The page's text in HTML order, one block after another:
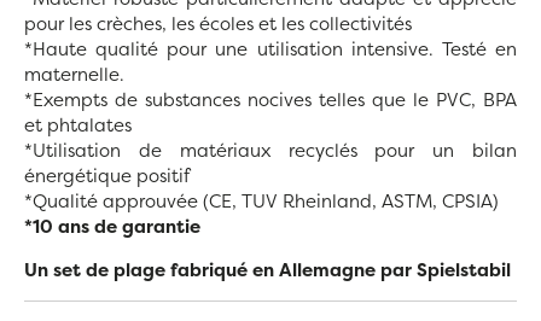
pour les crèches, les écoles et les collectivités
*Haute qualité pour une utilisation intensive. Testé en
maternelle.
*Exempts de substances nocives telles que le PVC, BPA
et phtalates
*Utilisation de matériaux recyclés pour un bilan
énergétique positif
*Qualité approuvée (CE, TUV Rheinland, ASTM, CPSIA)
*10 ans de garantie
Un set de plage fabriqué en Allemagne par Spielstabil